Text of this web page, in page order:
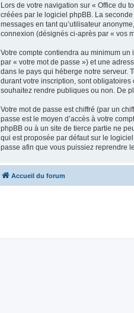
Lors de votre navigation sur « Office du
créées par le logiciel phpBB. La
messages en tant qu’utilisateur
connexion (désignés ci-après par « vos
Votre compte contiendra au minimum
par « votre mot de passe ») et une
dans le pays qui héberge notre serveur.
durant votre inscription, sont
souhaitez rendre publiques ou non. De
Votre mot de passe est chiffré (par un
passe est le moyen d’accès à votre
phpBB ou à un site de tierce partie ne
qui est proposée par défaut sur le
passe afin que vous puissiez reprendre
Accueil du forum